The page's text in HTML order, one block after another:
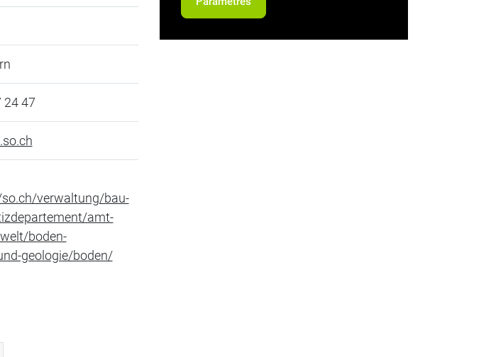
24 47
verwaltung/bau-
amt-
boden-
geologie/boden/